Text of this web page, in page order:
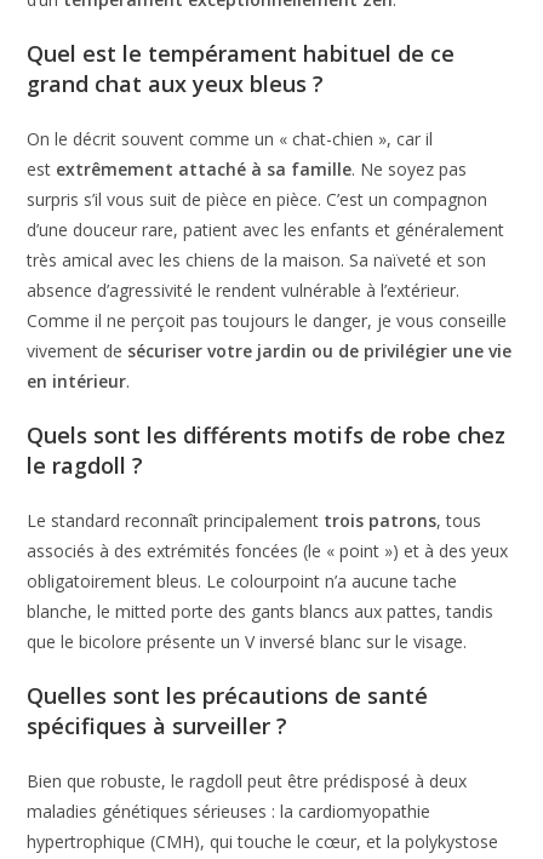
Quel est le tempérament habituel de ce
grand chat aux yeux bleus ?
On le décrit souvent comme un « chat-chien », car il
est extrêmement attaché à sa famille. Ne soyez pas
surpris s’il vous suit de pièce en pièce. C’est un compagnon
d’une douceur rare, patient avec les enfants et généralement
très amical avec les chiens de la maison. Sa naïveté et son
absence d’agressivité le rendent vulnérable à l’extérieur.
Comme il ne perçoit pas toujours le danger, je vous conseille
vivement de sécuriser votre jardin ou de privilégier une vie
en intérieur.
Quels sont les différents motifs de robe chez
le ragdoll ?
Le standard reconnaît principalement trois patrons, tous
associés à des extrémités foncées (le « point ») et à des yeux
obligatoirement bleus. Le colourpoint n’a aucune tache
blanche, le mitted porte des gants blancs aux pattes, tandis
que le bicolore présente un V inversé blanc sur le visage.
Quelles sont les précautions de santé
spécifiques à surveiller ?
Bien que robuste, le ragdoll peut être prédisposé à deux
maladies génétiques sérieuses : la cardiomyopathie
hypertrophique (CMH), qui touche le cœur, et la polykystose